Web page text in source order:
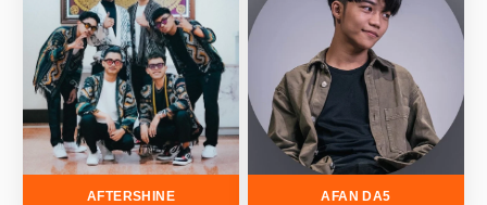
AFTERSHINE AFAN DA5